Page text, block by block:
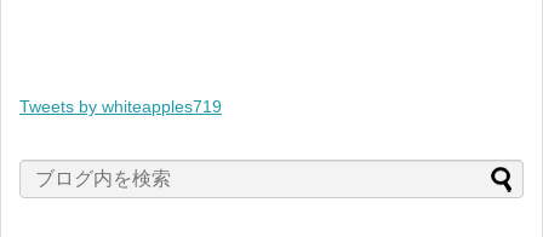
Tweets by whiteapples719